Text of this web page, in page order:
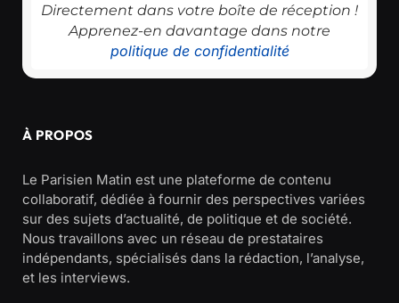
Directement dans votre boîte de réception !
Apprenez-en davantage dans notre
politique de confidentialité
À PROPOS
Le Parisien Matin est une plateforme de contenu
collaboratif, dédiée à fournir des perspectives variées
sur des sujets d’actualité, de politique et de société.
Nous travaillons avec un réseau de prestataires
indépendants, spécialisés dans la rédaction, l’analyse,
et les interviews.